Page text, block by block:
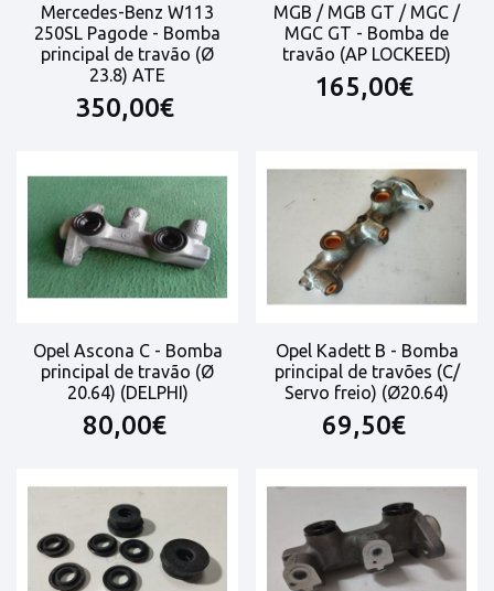
Mercedes-Benz W113
250SL Pagode - Bomba
principal de travão (Ø
23.8) ATE
350,00€
MGB / MGB GT / MGC /
MGC GT - Bomba de
travão (AP LOCKEED)
165,00€
Opel Ascona C - Bomba
principal de travão (Ø
20.64) (DELPHI)
80,00€
Opel Kadett B - Bomba
principal de travões (C/
Servo freio) (Ø20.64)
69,50€